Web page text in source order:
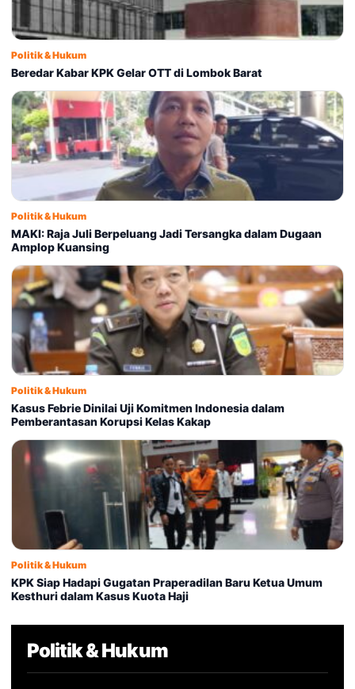
Politik & Hukum
Beredar Kabar KPK Gelar OTT di Lombok Barat
Politik & Hukum
MAKI: Raja Juli Berpeluang Jadi Tersangka dalam Dugaan
Amplop Kuansing
Politik & Hukum
Kasus Febrie Dinilai Uji Komitmen Indonesia dalam
Pemberantasan Korupsi Kelas Kakap
Politik & Hukum
KPK Siap Hadapi Gugatan Praperadilan Baru Ketua Umum
Kesthuri dalam Kasus Kuota Haji
Politik & Hukum